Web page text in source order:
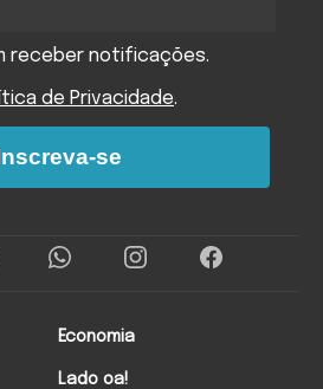
Economia
Lado oa!
receber notificações.
de Privacidade.
se